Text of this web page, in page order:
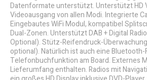
Datenformate unterstützt. Unterstützt HD
Videoausgang von allen Modi. Integrierte
Eingebautes WiFi Modul, kompatibel
Dual-Zonen. Unterstützt DAB + Digital
Optional). Stütz-Reifendruck-
optional). Natürlich ist auch eine
Telefonbuchfunktion am Board. Externes
Lieferumfang enthalten. Radios mit